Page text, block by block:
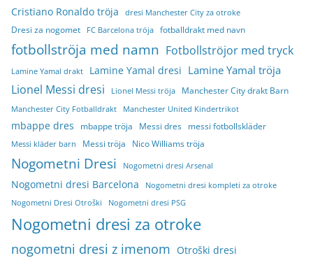
Cristiano Ronaldo tröja dresi Manchester City za otroke
Dresi za nogomet FC Barcelona tröja fotballdrakt med navn
fotbollströja med namn Fotbollströjor med tryck
Lamine Yamal drakt Lamine Yamal dresi Lamine Yamal tröja
Lionel Messi dresi Lionel Messi tröja Manchester City drakt Barn
Manchester City Fotballdrakt Manchester United Kindertrikot
mbappe dres mbappe tröja Messi dres messi fotbollskläder
Messi kläder barn Messi tröja Nico Williams tröja
Nogometni Dresi Nogometni dresi Arsenal
Nogometni dresi Barcelona
Nogometni dresi kompleti za otroke
Nogometni Dresi Otroški
Nogometni dresi PSG
Nogometni dresi za otroke
nogometni dresi z imenom Otroški dresi